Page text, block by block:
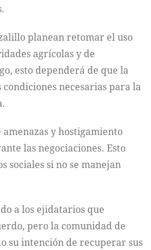
planean retomar el uso
agrícolas y de
esto dependerá de que la
necesarias para la
y hostigamiento
las negociaciones. Esto
sociales si no se manejan
a los ejidatarios que
pero la comunidad de
su intención de recuperar sus